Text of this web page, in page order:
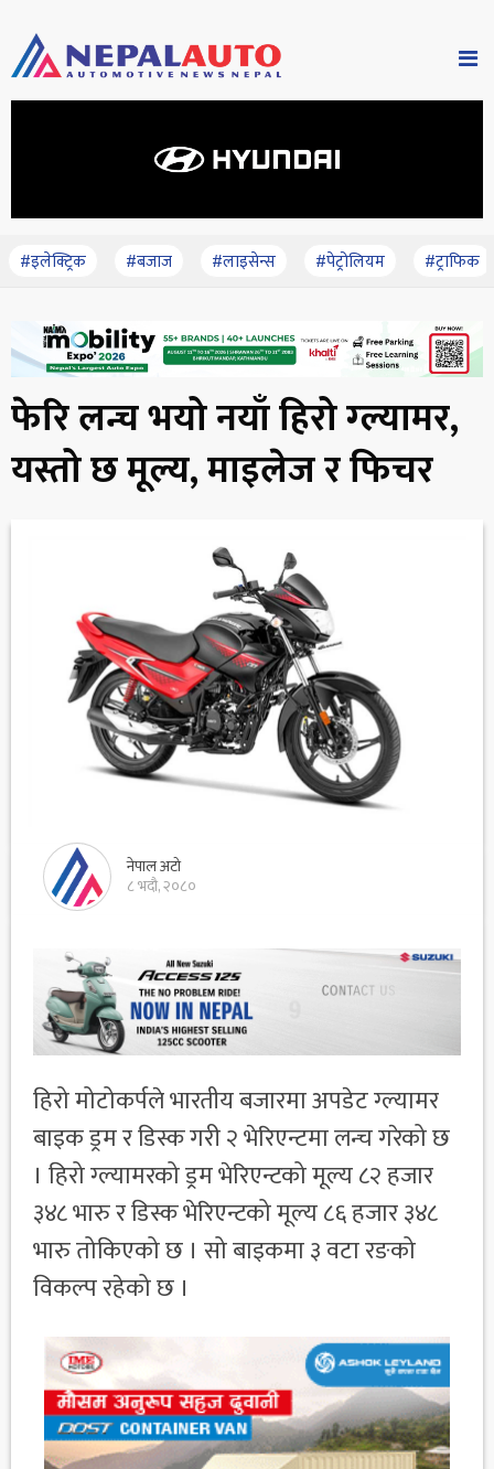
#इलेक्ट्रिक #बजाज #लाइसेन्स #पेट्रोलियम #ट्राफिक
फेरि लन्च भयो नयाँ हिरो ग्ल्यामर,
यस्तो छ मूल्य, माइलेज र फिचर
नेपाल अटो
८ भदौ, २०८०
हिरो मोटोकर्पले भारतीय बजारमा अपडेट ग्ल्यामर
बाइक ड्रम र डिस्क गरी २ भेरिएन्टमा लन्च गरेको छ
। हिरो ग्ल्यामरको ड्रम भेरिएन्टको मूल्य ८२ हजार
३४८ भारु र डिस्क भेरिएन्टको मूल्य ८६ हजार ३४८
भारु तोकिएको छ । सो बाइकमा ३ वटा रङको
विकल्प रहेको छ ।